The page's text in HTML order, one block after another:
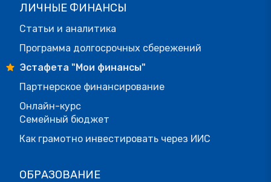
ЛИЧНЫЕ ФИНАНСЫ
Статьи и аналитика
Программа долгосрочных сбережений
Эстафета "Мои финансы"
Партнерское финансирование
Онлайн-курс
Семейный бюджет
Как грамотно инвестировать через ИИС
ОБРАЗОВАНИЕ